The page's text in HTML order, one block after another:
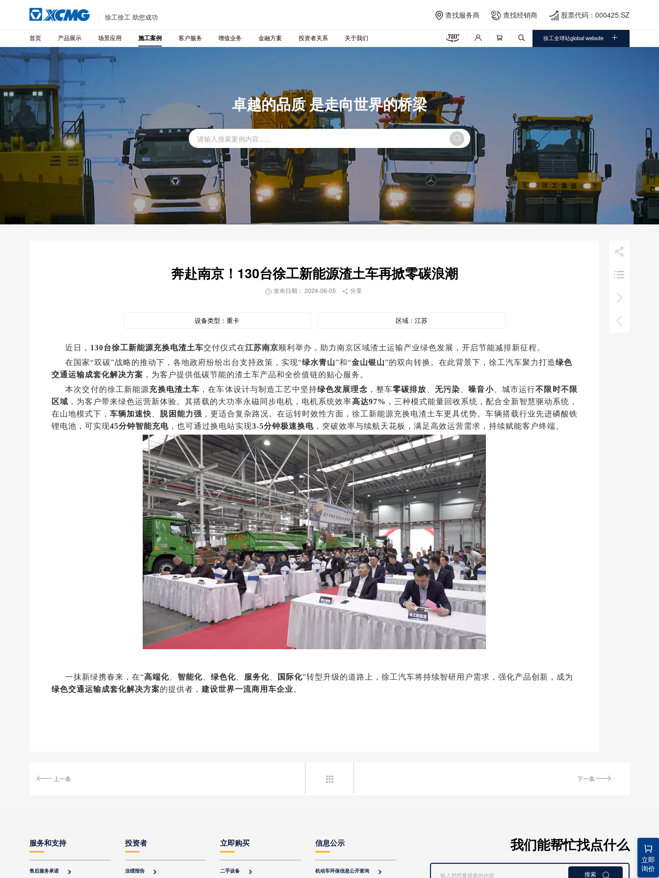
徐工徐工 助您成功  查找服务商  查找经销商  股票代码：000425.SZ
首页 产品展示 场景应用 施工案例 客户服务 增值业务 金融方案 投资者关系 关于我们     徐工全球站global website 
卓越的品质 是走向世界的桥梁





奔赴南京！130台徐工新能源渣土车再掀零碳浪潮
 发布日期： 2024-06-05  分享
设备类型：重卡 区域：江苏
近日， 130台徐工新能源充换电渣土车交付仪式在江苏南京顺利举办，助力南京区域渣土运输产业绿色发展，开启节能减排新征程。
在国家“双碳”战略的推动下，各地政府纷纷出台支持政策，实现“绿水青山”和“金山银山”的双向转换。在此背景下，徐工汽车聚力打造绿色
交通运输成套化解决方案 ，为客户提供低碳节能的渣土车产品和全价值链的贴心服务。
本次交付的徐工新能源充换电渣土车 ，在车体设计与制造工艺中坚持绿色发展理念 ，整车零碳排放 无污染 噪音小、城市运行不限时不限
区域 ，为客户带来绿色运营新体验。其搭载的大功率永磁同步电机，电机系统效率高达97% ，三种模式能量回收系统，配合全新智慧驱动系统，
在山地模式下，车辆加速快 脱困能力强 ，更适合复杂路况。在运转时效性方面，徐工新能源充换电渣土车更具优势。车辆搭载行业先进磷酸铁
锂电池，可实现45分钟智能充电 ，也可通过换电站实现3-5分钟极速换电 ，突破效率与续航天花板，满足高效运营需求，持续赋能客户终端。
一抹新绿携春来，在“高端化、智能化、绿色化、 服务化、 国际化”转型升级的道路上，徐工汽车将持续智研用户需求，强化产品创新，成为
绿色交通运输成套化解决方案的提供者，建设世界一流商用车企业。
上一条 下一条

立即
询价
服务和支持
售后服务承诺 
投资者
业绩报告 
立即购买
二手设备 
信息公示
机动车环保信息公开查询 
我们能帮忙找点什么
搜索 